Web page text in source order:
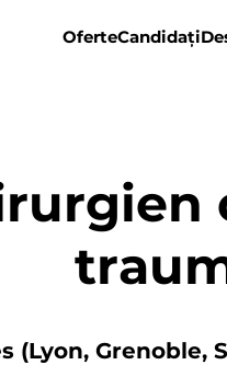
OferteCandidați
(Lyon, Grenoble,